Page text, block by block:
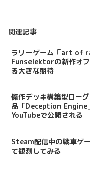
関連記事
ラリーゲーム「art of
Funselektorの新作オ
る大きな期待
傑作デッキ構築型ロー
品「Deception Engine
YouTubeで公開される
Steam配信中の戦車ゲ
て観測してみる